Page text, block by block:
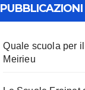
PUBBLICAZIONI
Quale scuola per
Meirieu